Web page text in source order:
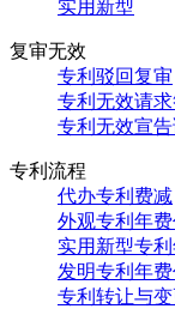
实用新型
复审无效
专利驳回复审
专利无效请
专利无效宣
专利流程
代办专利费减
外观专利年
实用新型专
发明专利年
专利转让与变